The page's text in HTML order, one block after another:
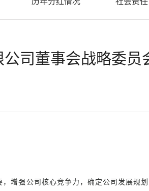
司董事会战略委员
强公司核心竞争力，确定公司发展规